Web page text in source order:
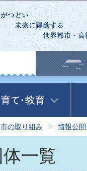
この
市の取り組み 情報公
一覧